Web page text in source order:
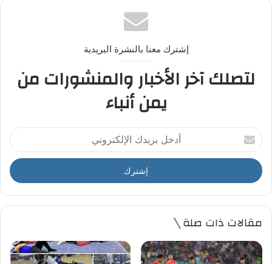
إشترك معنا بالنشرة البريدية
لتصلك آخر الأخبار والمنشورات من
يمن أنباء
أ
د
خ
ل
ر
د
ا
ل
مقالات ذات صلة